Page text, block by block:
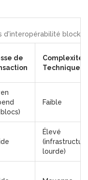
d'interopérabilité
de
Complexité
Technique
Faible
Élevé
lourde)